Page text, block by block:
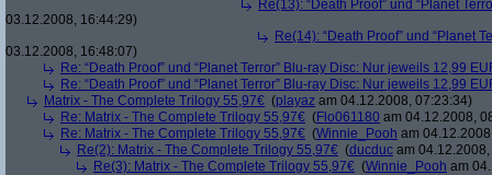
Re(13): “Death Proof” und “Planet
03.12.2008, 16:44:29)
Re(14): “Death Proof” und “Planet
03.12.2008, 16:48:07)
Re: “Death Proof” und “Planet Terror” Blu-ray Disc: Nur jeweils 12,99
Re: “Death Proof” und “Planet Terror” Blu-ray Disc: Nur jeweils 12,99
Matrix - The Complete Trilogy 55,97€ (playaz am 04.12.2008, 07:23:34)
Re: Matrix - The Complete Trilogy 55,97€ (Flo061180 am 04.12.2008,
Re: Matrix - The Complete Trilogy 55,97€ (Winnie_Pooh am
Re(2): Matrix - The Complete Trilogy 55,97€ (ducduc am
Re(3): Matrix - The Complete Trilogy 55,97€ (Winnie_Pooh am